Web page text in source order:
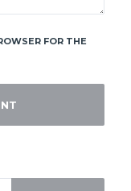
FOR THE